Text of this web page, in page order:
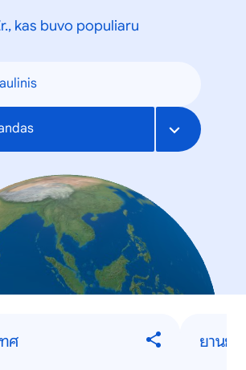
kas buvo populiaru
ศ
ยานย